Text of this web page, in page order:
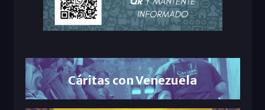
Cáritas con Venezuela